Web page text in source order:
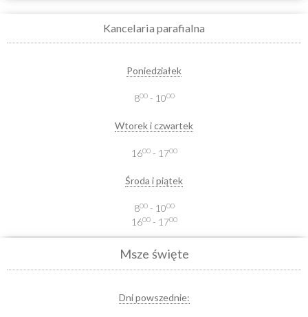
Kancelaria parafialna
Poniedziałek
800- 1000
Wtorek i czwartek
1600- 1700
Środa i piątek
800- 1000
1600- 1700
Msze święte
Dni powszednie: